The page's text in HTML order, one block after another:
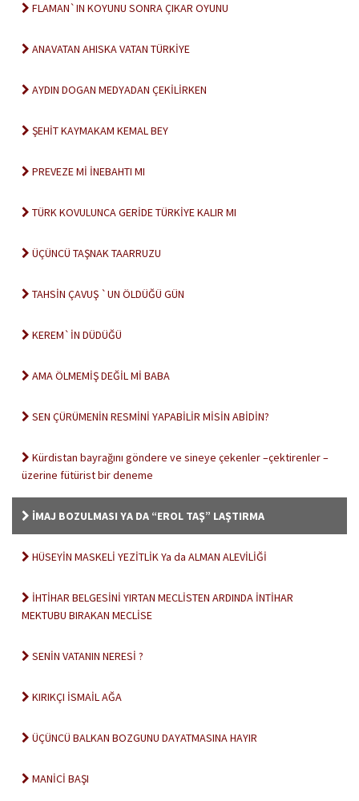
FLAMAN`IN KOYUNU SONRA ÇIKAR OYUNU
ANAVATAN AHISKA VATAN TÜRKİYE
AYDIN DOGAN MEDYADAN ÇEKİLİRKEN
ŞEHİT KAYMAKAM KEMAL BEY
PREVEZE Mİ İNEBAHTI MI
TÜRK KOVULUNCA GERİDE TÜRKİYE KALIR MI
ÜÇÜNCÜ TAŞNAK TAARRUZU
TAHSİN ÇAVUŞ `UN ÖLDÜĞÜ GÜN
KEREM`İN DÜDÜĞÜ
AMA ÖLMEMİŞ DEĞİL Mİ BABA
SEN ÇÜRÜMENİN RESMİNİ YAPABİLİR MİSİN ABİDİN?
Kürdistan bayrağını göndere ve sineye çekenler –çektirenler –
üzerine fütürist bir deneme
İMAJ BOZULMASI YA DA “EROL TAŞ” LAŞTIRMA
HÜSEYİN MASKELİ YEZİTLİK Ya da ALMAN ALEVİLİĞİ
İHTİHAR BELGESİNİ YIRTAN MECLİSTEN ARDINDA İNTİHAR
MEKTUBU BIRAKAN MECLİSE
SENİN VATANIN NERESİ ?
KIRIKÇI İSMAİL AĞA
ÜÇÜNCÜ BALKAN BOZGUNU DAYATMASINA HAYIR
MANİCİ BAŞI